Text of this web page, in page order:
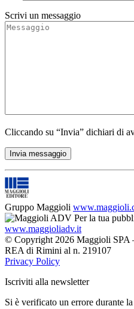
Scrivi un messaggio
Cliccando su “Invia” dichiari di
Gruppo Maggioli
Per la tua
www.maggioliadv.it
© Copyright 2026 Maggioli SPA
REA di Rimini al n. 219107
Privacy Policy
Iscriviti alla newsletter
Si è verificato un errore durante